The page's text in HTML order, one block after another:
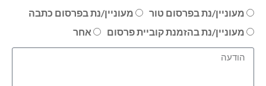
מעוניין/נת בפרסום טור
מעוניין/נת בפרסום כתבה
מעוניין/נת בהזמנת קוביית פרסום
אחר